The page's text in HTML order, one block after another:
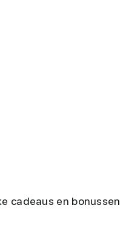
cadeaus en bonussen